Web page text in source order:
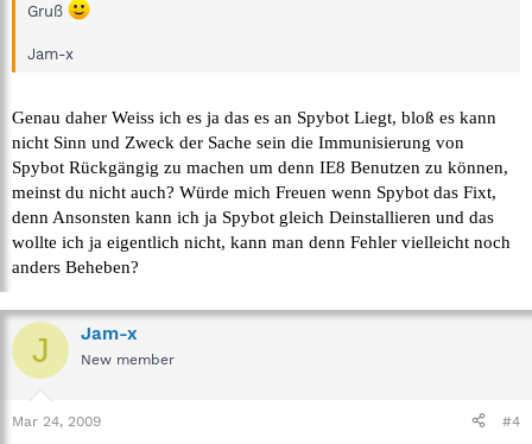
Gruß
Jam-x
Genau daher Weiss ich es ja das es an Spybot Liegt, bloß es kann
nicht Sinn und Zweck der Sache sein die Immunisierung von
Spybot Rückgängig zu machen um denn IE8 Benutzen zu können,
meinst du nicht auch? Würde mich Freuen wenn Spybot das Fixt,
denn Ansonsten kann ich ja Spybot gleich Deinstallieren und das
wollte ich ja eigentlich nicht, kann man denn Fehler vielleicht noch
anders Beheben?
J Jam-x
New member
Mar 24, 2009 #4